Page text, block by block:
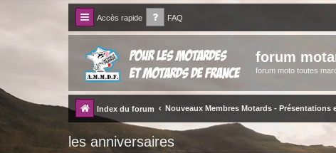
Accès rapide FAQ
forum
forum moto toutes
Index du forum Nouveaux Membres Motards - Présentations
les anniversaires